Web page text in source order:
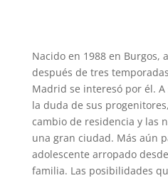
Nacido en 1988 en Burgos,
después de tres
Madrid se interesó por él.
la duda de sus
cambio de residencia y las
una gran ciudad. Más aún
adolescente arropado
familia. Las posibilidades